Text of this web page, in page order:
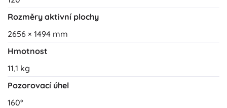
Rozměry aktivní plochy
2656 × 1494 mm
Hmotnost
11,1 kg
Pozorovací úhel
160°